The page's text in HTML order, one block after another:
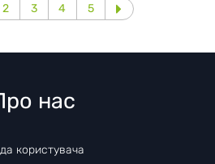
2 3 4 5
нас
користувача